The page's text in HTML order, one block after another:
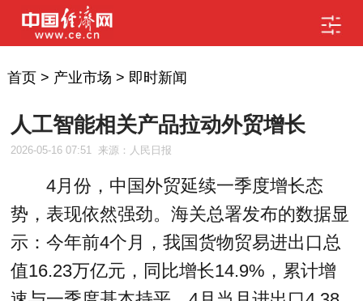
首页> 产业市场 > 即时新闻
人工智能相关产品拉动外贸增长
2026-05-16 07:51 来源：人民日报
4月份，中国外贸延续一季度增长态
势，表现依然强劲。海关总署发布的数据显
示：今年前4个月，我国货物贸易进出口总
值16.23万亿元，同比增长14.9%，累计增